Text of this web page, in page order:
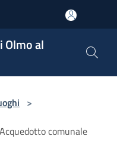
Olmo al
>
comunale